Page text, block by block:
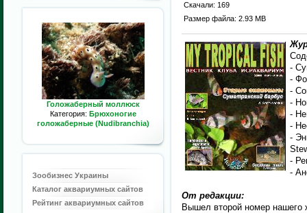
Голожаберный моллюск
Категория: Брюхоногие
голожаберные (Nudibranchia)
Зообизнес Украины
Каталог аквариумных сайтов
Рейтинг аквариумных сайтов
Скачали: 169
Размер файла: 2.93 MB
-
-
-
-
-
-
-
-
-
От редакции:
Вышел второй номер нашего